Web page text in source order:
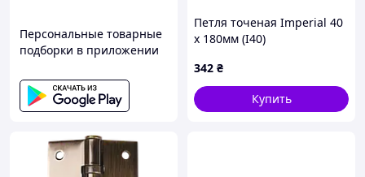
Персональные товарные
подборки в приложении
Петля точеная Imperial 40
x 180мм (I40)
342 ₴
Купить